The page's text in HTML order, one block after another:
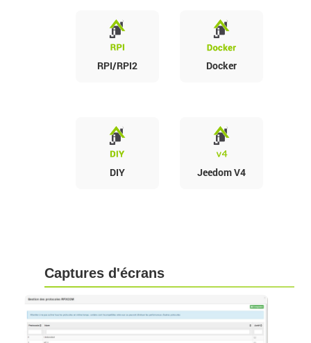
RPI/RPI2 Docker
DIY Jeedom V4
Captures d'écrans